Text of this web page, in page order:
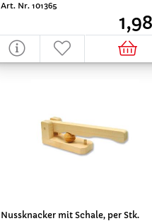
Art. Nr. 101365
Nussknacker mit Schale, per Stk.